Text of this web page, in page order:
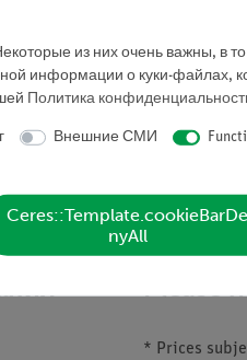
Please
* Prices
из них очень важны, в
информации о куки-файлах,
Политика
Внешние СМИ
Ceres::Template.cookieBarDe
nyAll